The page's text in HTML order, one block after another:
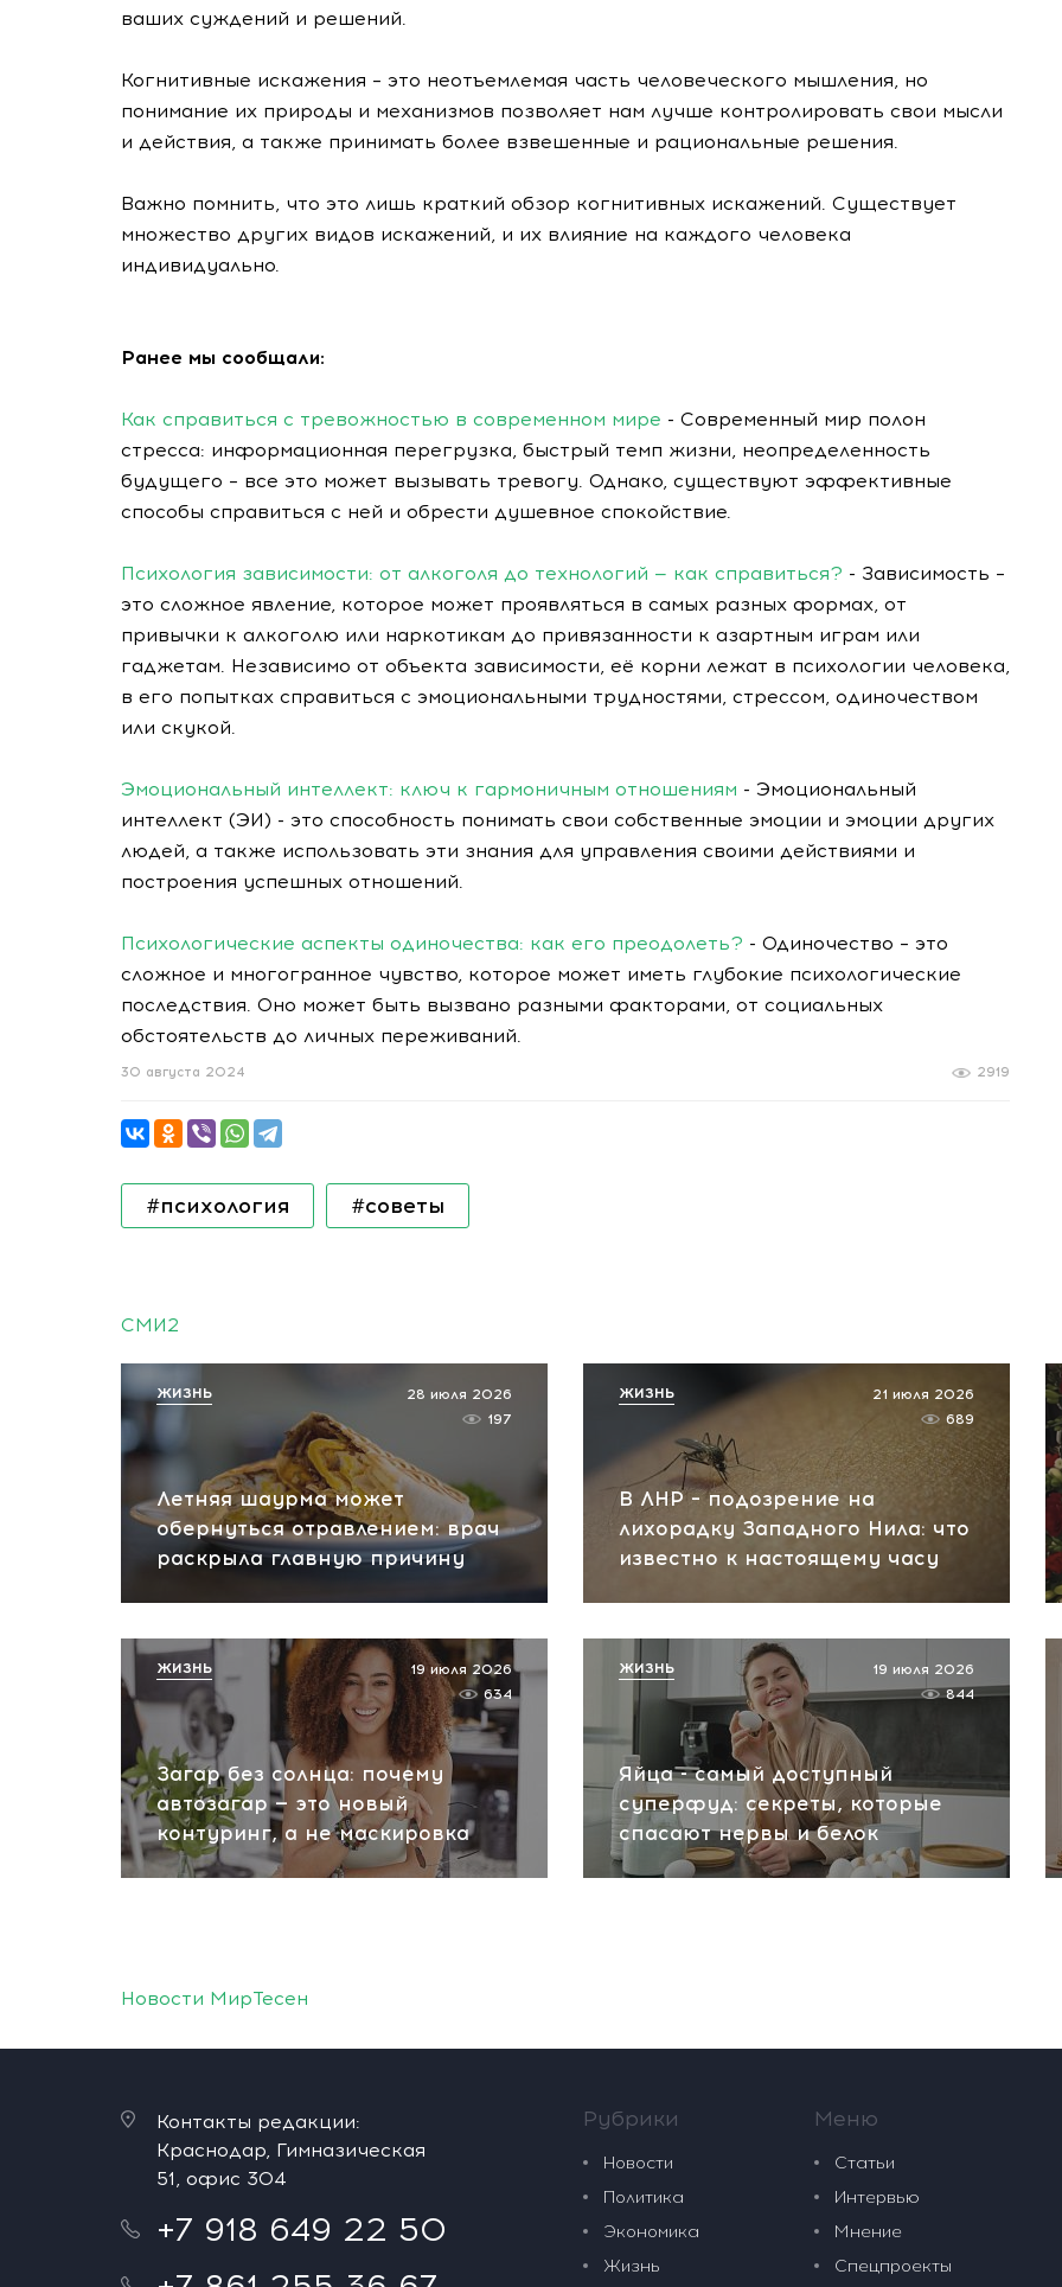
ваших суждений и решений.
Когнитивные искажения – это неотъемлемая часть человеческого мышления, но
понимание их природы и механизмов позволяет нам лучше контролировать свои мысли
и действия, а также принимать более взвешенные и рациональные решения.
Важно помнить, что это лишь краткий обзор когнитивных искажений. Существует
множество других видов искажений, и их влияние на каждого человека
индивидуально.
Ранее мы сообщали:
Как справиться с тревожностью в современном мире - Современный мир полон
стресса: информационная перегрузка, быстрый темп жизни, неопределенность
будущего – все это может вызывать тревогу. Однако, существуют эффективные
способы справиться с ней и обрести душевное спокойствие.
Психология зависимости: от алкоголя до технологий — как справиться? - Зависимость –
это сложное явление, которое может проявляться в самых разных формах, от
привычки к алкоголю или наркотикам до привязанности к азартным играм или
гаджетам. Независимо от объекта зависимости, её корни лежат в психологии человека,
в его попытках справиться с эмоциональными трудностями, стрессом, одиночеством
или скукой.
Эмоциональный интеллект: ключ к гармоничным отношениям - Эмоциональный
интеллект (ЭИ) - это способность понимать свои собственные эмоции и эмоции других
людей, а также использовать эти знания для управления своими действиями и
построения успешных отношений.
Психологические аспекты одиночества: как его преодолеть? - Одиночество – это
сложное и многогранное чувство, которое может иметь глубокие психологические
последствия. Оно может быть вызвано разными факторами, от социальных
обстоятельств до личных переживаний.
2919
30 августа 2024
#психология #советы
СМИ2
Летняя шаурма может
обернуться отравлением: врач
раскрыла главную причину
28 июля 2026
197
ЖИЗНЬ
В ЛНР – подозрение на
лихорадку Западного Нила: что
известно к настоящему часу
21 июля 2026
689
ЖИЗНЬ
Загар без солнца: почему
автозагар — это новый
контуринг, а не маскировка
19 июля 2026
634
ЖИЗНЬ
Яйца - самый доступный
суперфуд: секреты, которые
спасают нервы и белок
19 июля 2026
844
ЖИЗНЬ
Новости МирТесен
Контакты редакции:
Краснодар, Гимназическая
51, офис 304
+7 918 649 22 50
Рубрики
Новости
Политика
Экономика
Жизнь
Меню
Статьи
Интервью
Мнение
Спецпроекты